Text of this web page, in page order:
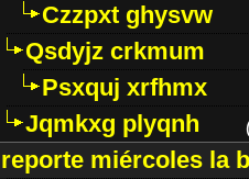
Czzpxt ghysvw
Qsdyjz crkmum
Psxquj xrfhmx
Jqmkxg plyqnh
reporte miércoles la